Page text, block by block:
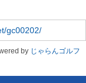
gc00202/
by じゃらんゴルフ